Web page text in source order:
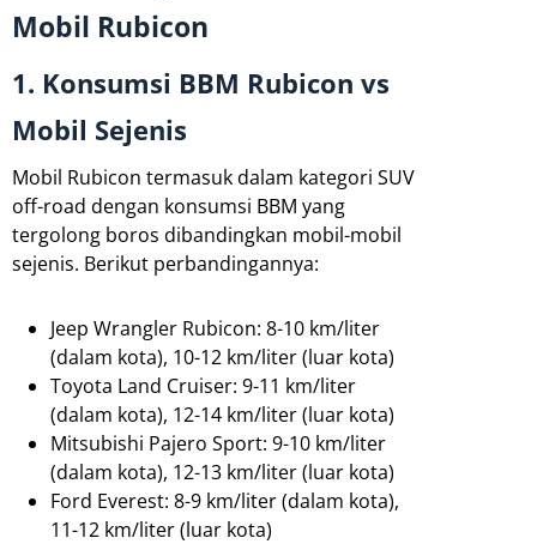
Mobil Rubicon
1. Konsumsi BBM Rubicon vs
Mobil Sejenis
Mobil Rubicon termasuk dalam kategori SUV
off-road dengan konsumsi BBM yang
tergolong boros dibandingkan mobil-mobil
sejenis. Berikut perbandingannya:
Jeep Wrangler Rubicon: 8-10 km/liter
(dalam kota), 10-12 km/liter (luar kota)
Toyota Land Cruiser: 9-11 km/liter
(dalam kota), 12-14 km/liter (luar kota)
Mitsubishi Pajero Sport: 9-10 km/liter
(dalam kota), 12-13 km/liter (luar kota)
Ford Everest: 8-9 km/liter (dalam kota),
11-12 km/liter (luar kota)